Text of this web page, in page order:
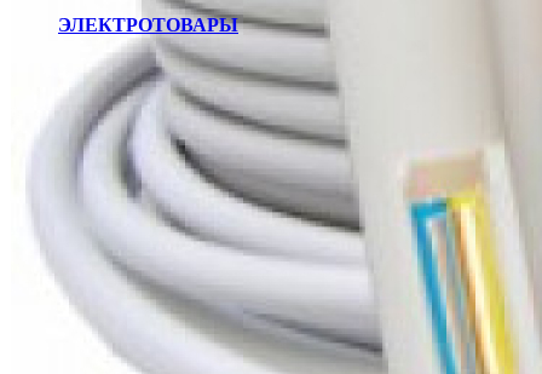
ЭЛЕКТРОТОВАРЫ